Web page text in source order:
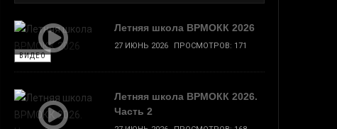
ВИДЕО
Летняя школа ВРМОКК 2026
27 ИЮНЬ 2026 ПРОСМОТРОВ: 171
Летняя школа ВРМОКК 2026.
Часть 2